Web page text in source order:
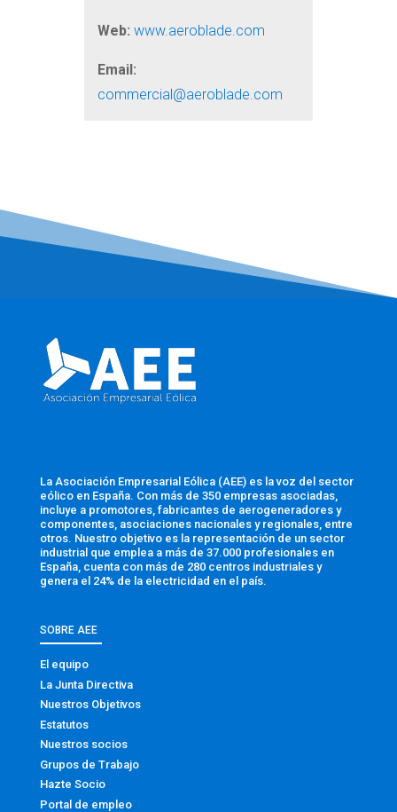
Web: www.aeroblade.com
Email:
commercial@aeroblade.com
La Asociación Empresarial Eólica (AEE) es la voz del sector
eólico en España. Con más de 350 empresas asociadas,
incluye a promotores, fabricantes de aerogeneradores y
componentes, asociaciones nacionales y regionales, entre
otros. Nuestro objetivo es la representación de un sector
industrial que emplea a más de 37.000 profesionales en
España, cuenta con más de 280 centros industriales y
genera el 24% de la electricidad en el país.
SOBRE AEE
El equipo
La Junta Directiva
Nuestros Objetivos
Estatutos
Nuestros socios
Grupos de Trabajo
Hazte Socio
Portal de empleo